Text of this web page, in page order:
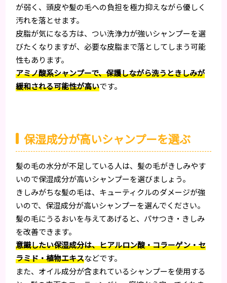
が弱く、頭皮や髪の毛への負担を極力抑えながら優しく
汚れを落とせます。
皮脂が気になる方は、つい洗浄力が強いシャンプーを選
びたくなりますが、必要な皮脂まで落としてしまう可能
性もあります。
アミノ酸系シャンプーで、保護しながら洗うときしみが
緩和される可能性が高いです。
保湿成分が高いシャンプーを選ぶ
髪の毛の水分が不足している人は、髪の毛がきしみやす
いので保湿成分が高いシャンプーを選びましょう。
きしみがちな髪の毛は、キューティクルのダメージが強
いので、保湿成分が高いシャンプーを選んでください。
髪の毛にうるおいを与えてあげると、パサつき・きしみ
を改善できます。
意識したい保湿成分は、ヒアルロン酸・コラーゲン・セ
ラミド・植物エキスなどです。
また、オイル成分が含まれているシャンプーを使用する